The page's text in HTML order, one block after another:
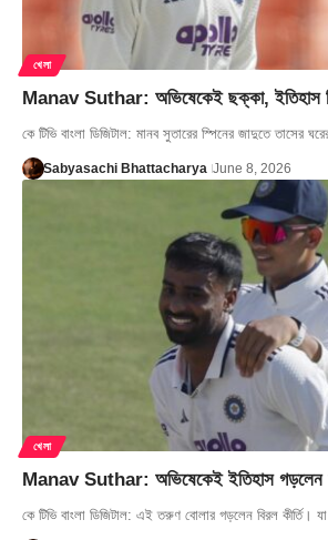
খেলা
Manav Suthar: অভিষেকেই ছক্কা, ইতিহাস
কে টিভি বাংলা ডিজিটাল: মানব সুতারের স্পিনের জাদুতে তাসের
Sabyasachi Bhattacharya June 8, 2026
খেলা
Manav Suthar: অভিষেকেই ইতিহাস গড়লেন
কে টিভি বাংলা ডিজিটাল: এই তরুণ বোলার গড়লেন বিরল কীর্তি।